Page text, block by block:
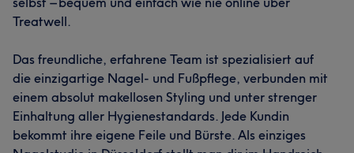
Treatwell.
Das freundliche, erfahrene Team ist spezialisiert auf
die einzigartige Nagel- und Fußpflege, verbunden mit
einem absolut makellosen Styling und unter strenger
Einhaltung aller Hygienestandards. Jede Kundin
bekommt ihre eigene Feile und Bürste. Als einziges